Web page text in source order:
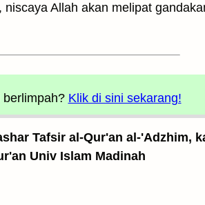
Allah akan melipat
berlimpah? Klik di sini sekarang!
Tafsir al-Qur'an al-'Adzhim,
Univ Islam Madinah